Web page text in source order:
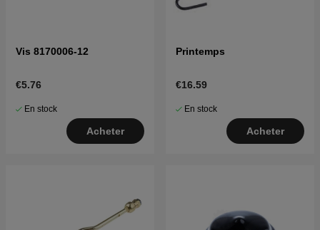
Vis 8170006-12
€5.76
En stock
Acheter
Printemps
€16.59
En stock
Acheter